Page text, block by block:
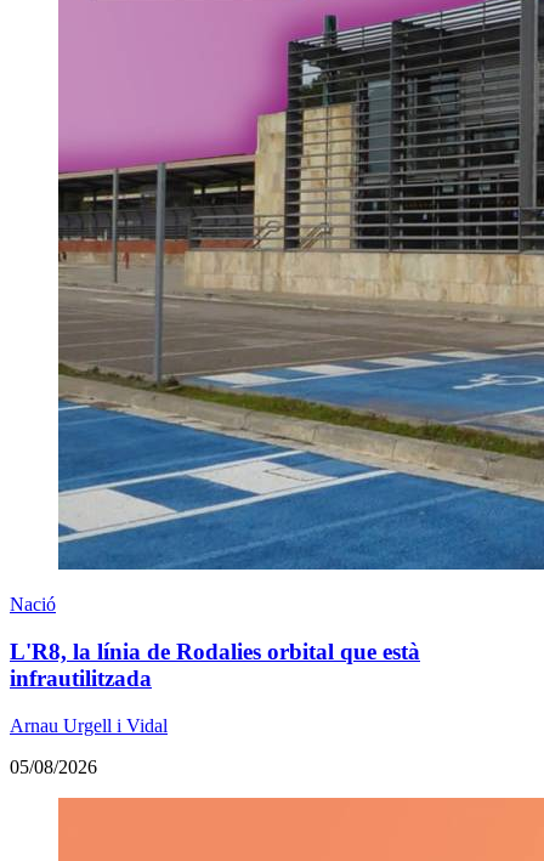
Nació
L'R8, la línia de Rodalies orbital que està
infrautilitzada
Arnau Urgell i Vidal
05/08/2026